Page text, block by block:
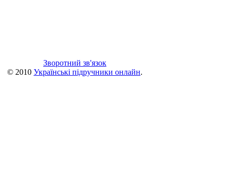
Зворотний зв'язок
© 2010 Українські підручники онлайн.